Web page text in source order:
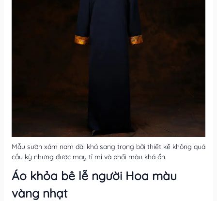
Mẫu sườn xám nam dài khá sang trọng bởi thiết kế không quá
cầu kỳ nhưng được may tỉ mỉ và phối màu khá ổn.
Áo khỏa bê lễ người Hoa màu
vàng nhạt